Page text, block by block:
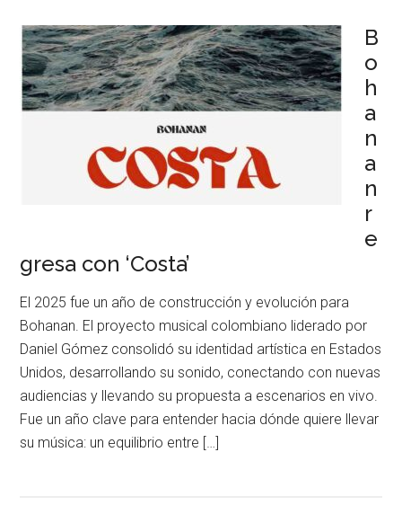
B
o
h
a
n
a
n
r
e
gresa con ‘Costa’
El 2025 fue un año de construcción y evolución para
Bohanan. El proyecto musical colombiano liderado por
Daniel Gómez consolidó su identidad artística en Estados
Unidos, desarrollando su sonido, conectando con nuevas
audiencias y llevando su propuesta a escenarios en vivo.
Fue un año clave para entender hacia dónde quiere llevar
su música: un equilibrio entre […]